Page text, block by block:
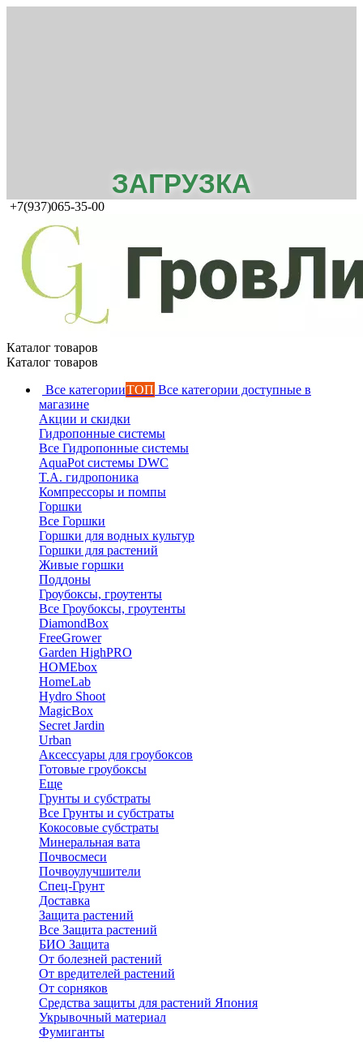
ЗАГРУЗКА
+7(937)065-35-00
Каталог товаров
Каталог товаров
Все категорииТОП Все категории доступные в
магазине
Акции и скидки
Гидропонные системы
Все Гидропонные системы
AquaPot системы DWC
T.A. гидропоника
Компрессоры и помпы
Горшки
Все Горшки
Горшки для водных культур
Горшки для растений
Живые горшки
Поддоны
Гроубоксы, гроутенты
Все Гроубоксы, гроутенты
DiamondBox
FreeGrower
Garden HighPRO
HOMEbox
HomeLab
Hydro Shoot
MagicBox
Secret Jardin
Urban
Аксессуары для гроубоксов
Готовые гроубоксы
Еще
Грунты и субстраты
Все Грунты и субстраты
Кокосовые субстраты
Минеральная вата
Почвосмеси
Почвоулучшители
Спец-Грунт
Доставка
Защита растений
Все Защита растений
БИО Защита
От болезней растений
От вредителей растений
От сорняков
Средства защиты для растений Япония
Укрывочный материал
Фумиганты